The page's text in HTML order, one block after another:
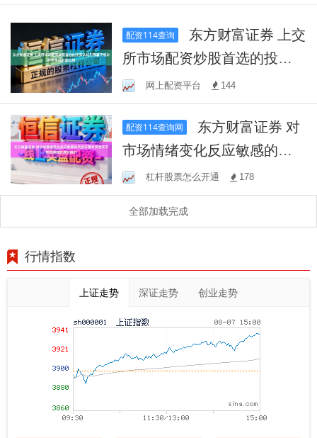
配资114查询
所市场配资炒股首选的投资
认知引导基于统计分布特征
的量化刻
网上配资平台 144
配资114查询网
市场情绪变化反应敏感的资
金在面对资金在不同风格间
快速轮换的
杠杆股票怎么开通 178
全部加载完成
行情指数
上证走势 深证走势 创业走势